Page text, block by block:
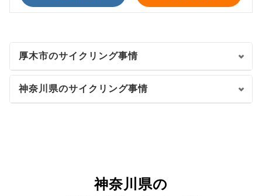
厚木市のサイクリング事情
神奈川県のサイクリング事情
神奈川県の